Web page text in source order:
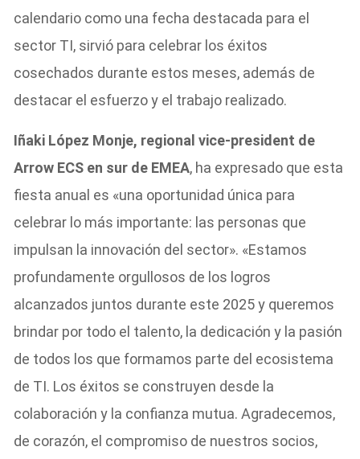
calendario como una fecha destacada para el
sector TI, sirvió para celebrar los éxitos
cosechados durante estos meses, además de
destacar el esfuerzo y el trabajo realizado.
Iñaki López Monje, regional vice-president de
Arrow ECS en sur de EMEA, ha expresado que esta
fiesta anual es «una oportunidad única para
celebrar lo más importante: las personas que
impulsan la innovación del sector». «Estamos
profundamente orgullosos de los logros
alcanzados juntos durante este 2025 y queremos
brindar por todo el talento, la dedicación y la pasión
de todos los que formamos parte del ecosistema
de TI. Los éxitos se construyen desde la
colaboración y la confianza mutua. Agradecemos,
de corazón, el compromiso de nuestros socios,